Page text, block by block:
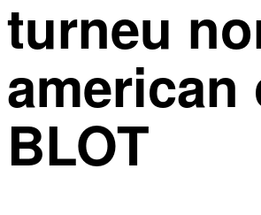
turneu
american
BLOT